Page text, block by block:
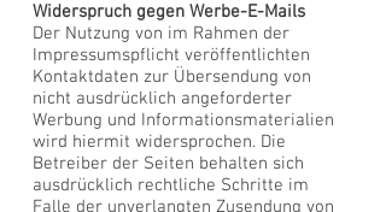
Widerspruch gegen Werbe-E-Mails
Der Nutzung von im Rahmen der
Impressumspflicht veröffentlichten
Kontaktdaten zur Übersendung von
nicht ausdrücklich angeforderter
Werbung und Informationsmaterialien
wird hiermit widersprochen. Die
Betreiber der Seiten behalten sich
ausdrücklich rechtliche Schritte im
Falle der unverlangten Zusendung von